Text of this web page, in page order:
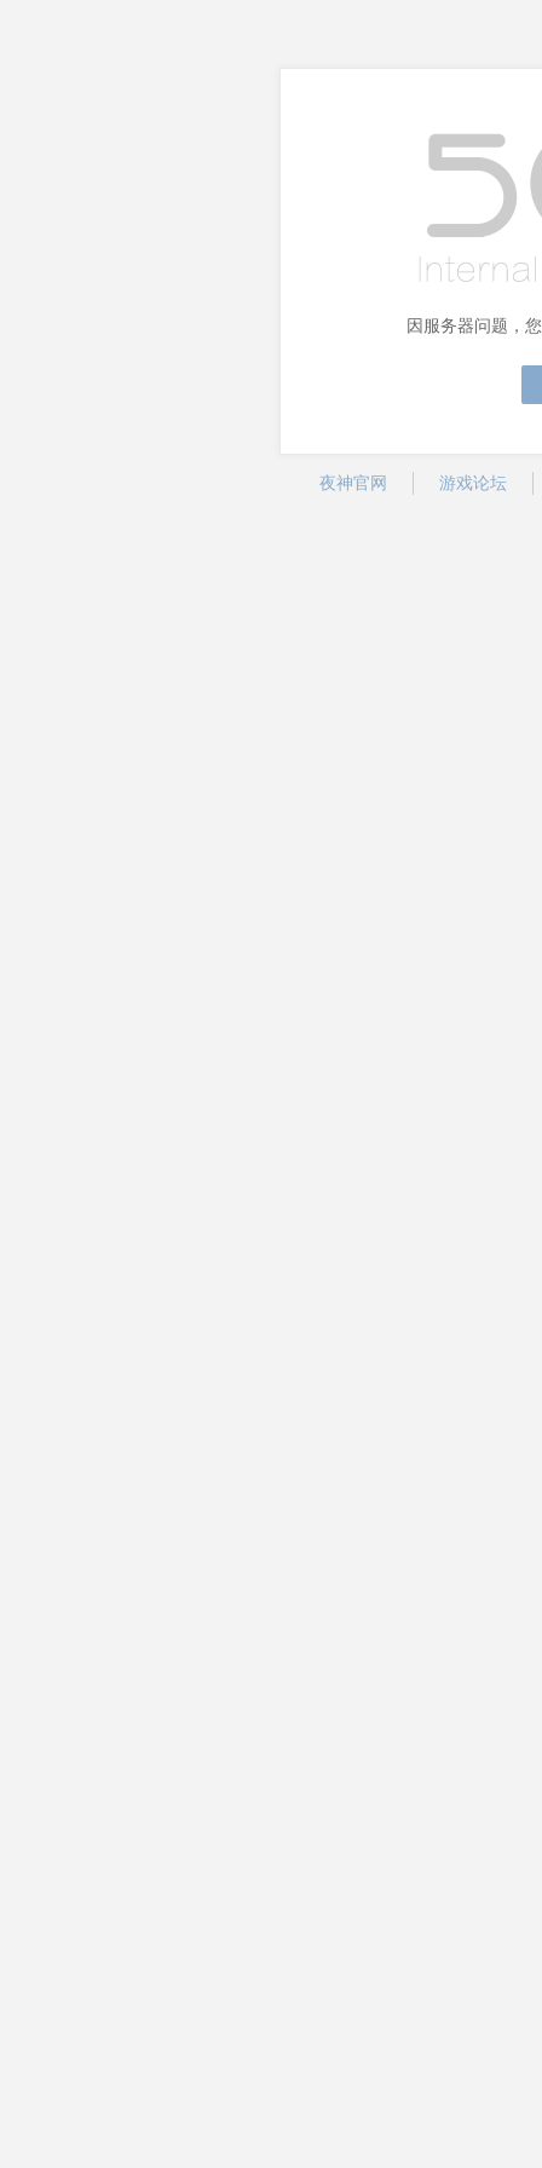
因服务器问题，
夜神官网 游戏论坛